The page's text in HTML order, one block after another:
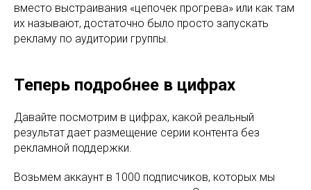
вместо выстраивания «цепочек прогрева» или как там
их называют, достаточно было просто запускать
рекламу по аудитории группы.
Теперь подробнее в цифрах
Давайте посмотрим в цифрах, какой реальный
результат дает размещение серии контента без
рекламной поддержки.
Возьмем аккаунт в 1000 подписчиков, которых мы